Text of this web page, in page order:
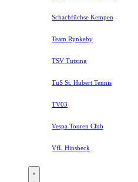
Schachfüchse Kempen
Team Rynkeby
TSV Tutzing
TuS St. Hubert Tennis
TV03
Vespa Touren Club
VfL Hinsbeck